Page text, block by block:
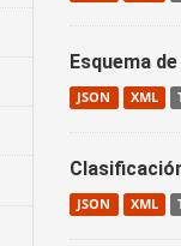
Esquema
JSON XML
JSON XML